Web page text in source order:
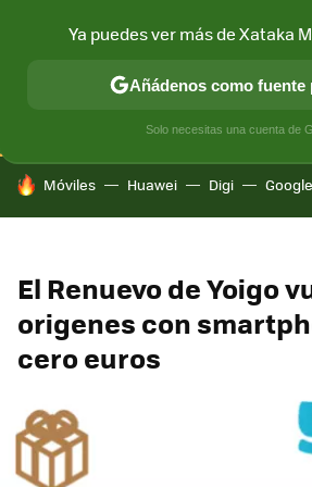
CONECTIVIDAD MÓVIL Y SOCIEDAD
HOY SE HABLA DE
Móviles Huawei Digi
El Renuevo de Yoigo
origenes con
cero euros
Ya puedes ver más de Xataka
Añádenos como fuente
Solo necesitas una cuenta de